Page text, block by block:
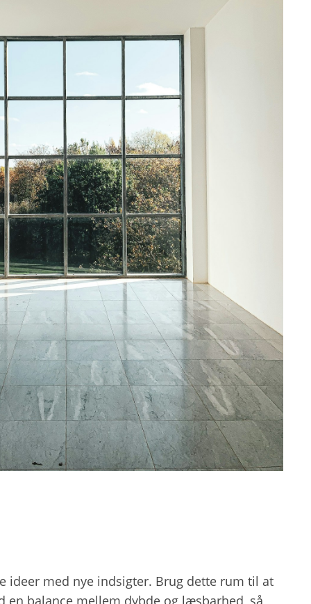
med nye indsigter. Brug dette rum til at
balance mellem dybde og læsbarhed, så